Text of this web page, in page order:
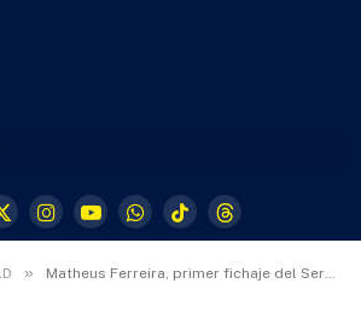
X
(Twitter)
Instagram
YouTubeWhatsApp
TikTokThreads
» Matheus Ferreira, primer fichaje del Servigroup Peñíscola 25/26